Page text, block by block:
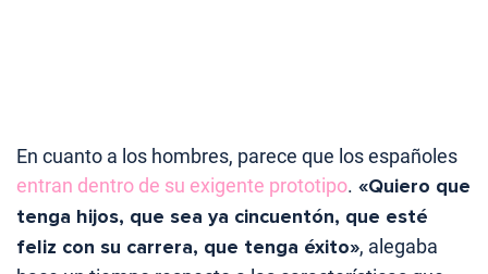
En cuanto a los hombres, parece que los españoles
entran dentro de su exigente prototipo. «Quiero que
tenga hijos, que sea ya cincuentón, que esté
feliz con su carrera, que tenga éxito», alegaba